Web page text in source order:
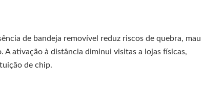
de bandeja removível reduz riscos de quebra, mau
ativação à distância diminui visitas a lojas físicas,
de chip.